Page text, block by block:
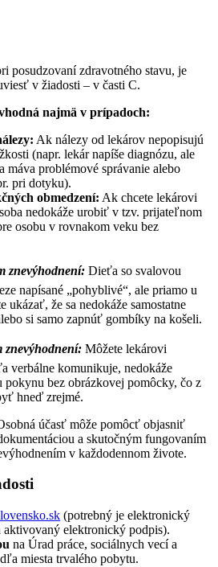
posudzovaní zdravotného stavu, je
v žiadosti – v časti C.
najmä v prípadoch:
Ak nálezy od lekárov nepopisujú
(napr. lekár napíše diagnózu, ale
máva problémové správanie alebo
pri dotyku).
obmedzení: Ak chcete lekárovi
nedokáže urobiť v tzv. prijateľnom
osobu v rovnakom veku bez
znevýhodnení: Dieťa so svalovou
napísané „pohyblivé“, ale priamo u
ukázať, že sa nedokáže samostatne
si samo zapnúť gombíky na košeli.
znevýhodnení: Môžete lekárovi
verbálne komunikuje, nedokáže
bez obrázkovej pomôcky, čo z
hneď zrejmé.
účasť môže pomôcť objasniť
a skutočným fungovaním
v každodennom živote.
(potrebný je elektronický
aktivovaný elektronický podpis).
na Úrad práce, sociálnych vecí a
miesta trvalého pobytu.